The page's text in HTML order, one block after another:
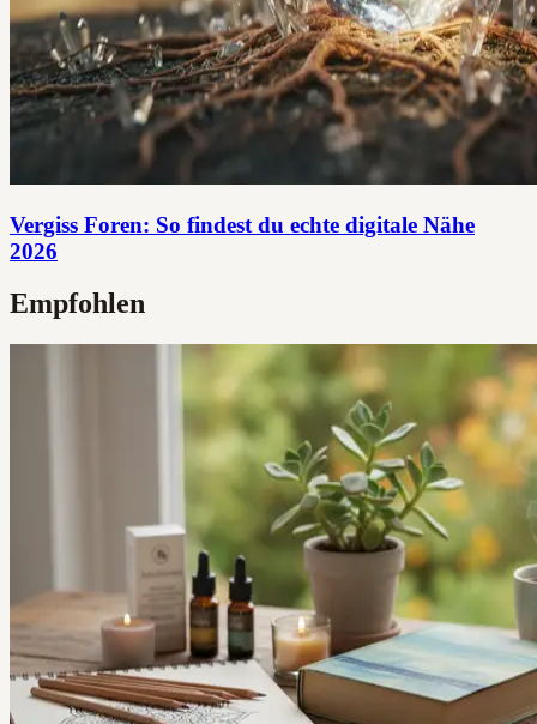
Vergiss Foren: So findest du echte digitale Nähe
2026
Empfohlen